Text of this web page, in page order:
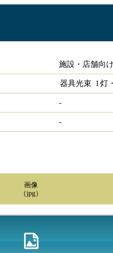
施設・店舗向
器具光束 1 灯
-
-
画像
（jpg）